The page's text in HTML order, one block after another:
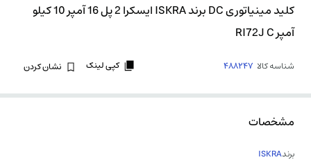
کلید مینیاتوری DC برند ISKRA ایسکرا 2 پل 16 آمپر 10 کیلو
آمپر RI72J C
شناسه کالا 488247 کپی لینک نشان کردن
مشخصات
برندISKRA